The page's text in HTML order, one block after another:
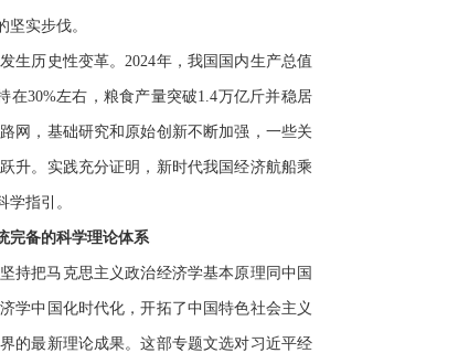
实步伐。
生历史性变革。2024年，我国国内生产总值
在30%左右，粮食产量突破1.4万亿斤并稳居
网，基础研究和原始创新不断加强，一些关
升。实践充分证明，新时代我国经济航船乘
指引。
完备的科学理论体系
持把马克思主义政治经济学基本原理同中国
学中国化时代化，开拓了中国特色社会主义
的最新理论成果。这部专题文选对习近平经